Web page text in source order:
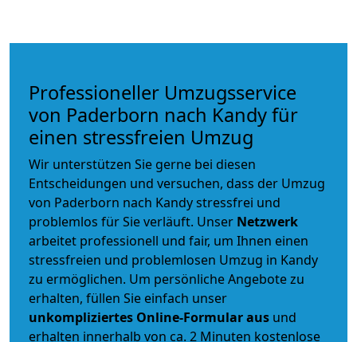
Professioneller Umzugsservice
von Paderborn nach Kandy für
einen stressfreien Umzug
Wir unterstützen Sie gerne bei diesen
Entscheidungen und versuchen, dass der Umzug
von Paderborn nach Kandy stressfrei und
problemlos für Sie verläuft. Unser Netzwerk
arbeitet professionell und fair, um Ihnen einen
stressfreien und problemlosen Umzug in Kandy
zu ermöglichen. Um persönliche Angebote zu
erhalten, füllen Sie einfach unser
unkompliziertes Online-Formular aus und
erhalten innerhalb von ca. 2 Minuten kostenlose